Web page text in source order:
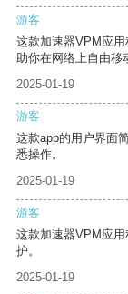
游客
这款加速器VPM应
助你在网络上自由移
2025-01-19
游客
这款app的用户界面
悉操作。
2025-01-19
游客
这款加速器VPM应
护。
2025-01-19